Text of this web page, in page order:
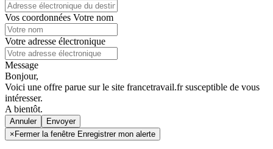
Vos coordonnées Votre nom
Votre adresse électronique
Message
Bonjour,
Voici une offre parue sur le site francetravail.fr susceptible de vous
intéresser.
A bientôt.
Annuler
× Fermer la fenêtre Enregistrer mon alerte